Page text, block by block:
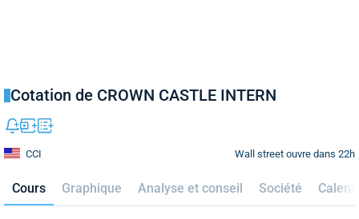
Cotation de CROWN CASTLE INTERN
Wall street ouvre dans 22h
CCI
Cours Graphique Analyse et conseil Société